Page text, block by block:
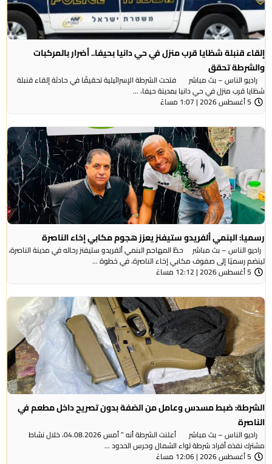
إلقاء قنبلة شظايا قرب منزل في حي دانيا بحيفا.. أضرار بالمركبات
والشرطة تحقق
راديو الناس – بث مباشر فتحت الشرطة الإسرائيلية تحقيقًا في حادثة إلقاء قنبلة
شظايا قرب منزل في حي دانيا بمدينة حيفا، ...
5 أغسطس 2026 | 1:07 مساءً
رسميا: البنمي ألفريدو ستيفنز يعزز هجوم مكابي إخاء الناصرة
راديو الناس – بث مباشر حطّ المهاجم البنمي ألفريدو ستيفنز رحاله في مدينة الناصرة،
لينضم رسميًا إلى صفوف مكابي إخاء الناصرة، في خطوة ...
5 أغسطس 2026 | 12:12 مساءً
الشرطة: ضبط مسدس وعامل من الضفة بدون تصريح داخل مطعم في
الناصرة
راديو الناس – بث مباشر أعلنت الشرطة أنه ” أمس 04.08.2026، خلال نشاط
مشترك نفذه أفراد شرطة لواء الشمال وحرس الحدود ...
5 أغسطس 2026 | 12:06 مساءً